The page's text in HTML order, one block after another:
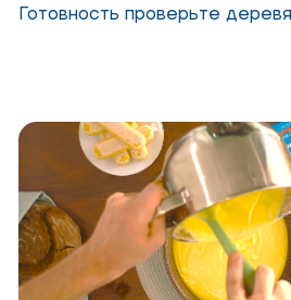
Готовность проверьте